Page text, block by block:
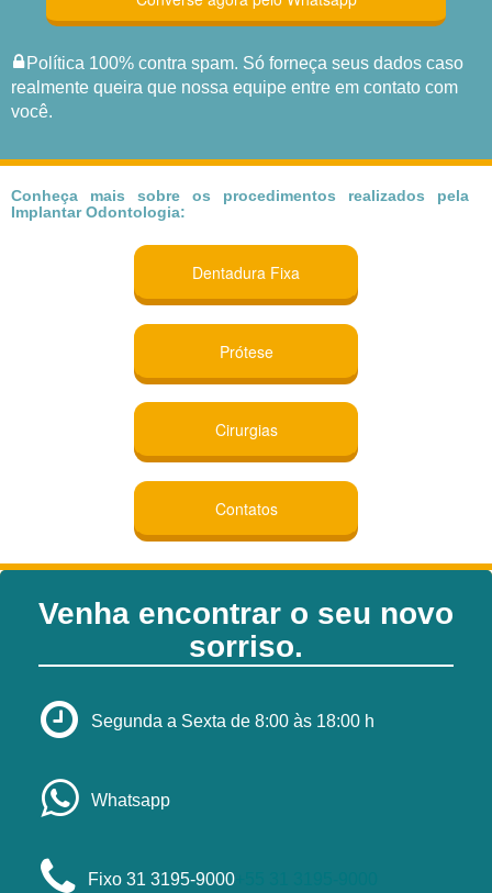
Política 100% contra spam. Só forneça seus dados caso
realmente queira que nossa equipe entre em contato com
você.
Conheça mais sobre os procedimentos realizados pela
Implantar Odontologia:
Dentadura Fixa
Prótese
Cirurgias
Contatos
Venha encontrar o seu novo
sorriso.
Segunda a Sexta de 8:00 às 18:00 h
Whatsapp
Fixo 31 3195-9000